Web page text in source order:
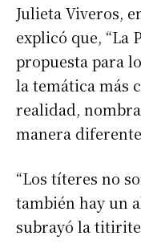
Julieta Viveros,
explicó que, “La
propuesta para
la temática más
realidad,
manera
“Los títeres no
también hay un
subrayó la